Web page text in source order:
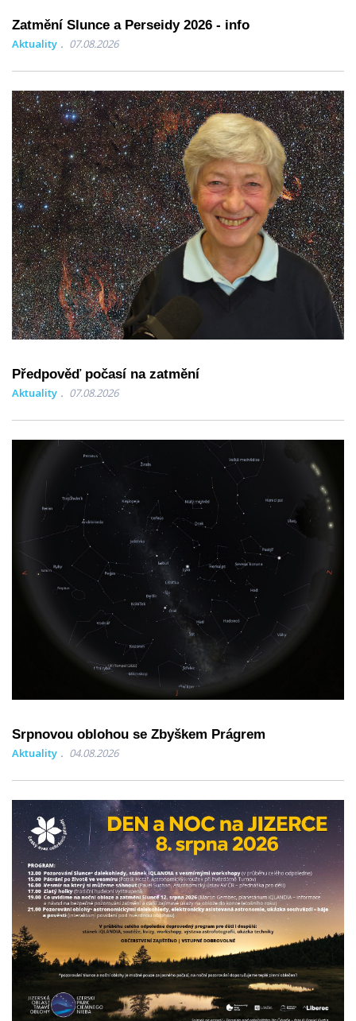
Zatmění Slunce a Perseidy 2026 - info
Aktuality 07.08.2026
Předpověď počasí na zatmění
Aktuality 07.08.2026
Srpnovou oblohou se Zbyškem Prágrem
Aktuality 04.08.2026